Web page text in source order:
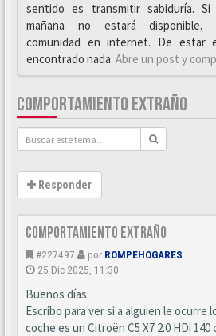
sentido es transmitir sabiduría.
mañana no estará disponible.
comunidad en internet. De estar
encontrado nada. Abre un post y
COMPORTAMIENTO EXTRAÑO
Responder
Comportamiento extraño
#227497 por ROMPEHOGARES
25 Dic 2025, 11:30
Buenos días.
Escribo para ver si a alguien le ocurre
coche es un Citroën C5 X7 2.0 HDi 140